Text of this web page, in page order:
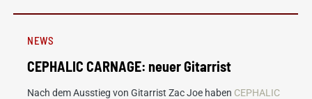
NEWS
CEPHALIC CARNAGE: neuer Gitarrist
Nach dem Ausstieg von Gitarrist Zac Joe haben CEPHALIC